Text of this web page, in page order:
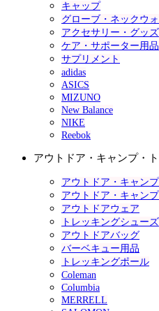
キャップ
グローブ・ネックウ
アクセサリー・グッズ
ケア・サポーター用品
サプリメント
adidas
ASICS
MIZUNO
New Balance
NIKE
Reebok
アウトドア・キャンプ・
アウトドア・キャン
アウトドア・キャン
アウトドアウェア
トレッキングシューズ
アウトドアバッグ
バーベキュー用品
トレッキングポール
Coleman
Columbia
MERRELL